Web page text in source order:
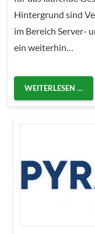
Hintergrund sind
im Bereich Server-
ein weiterhin…
WEITERLESEN …